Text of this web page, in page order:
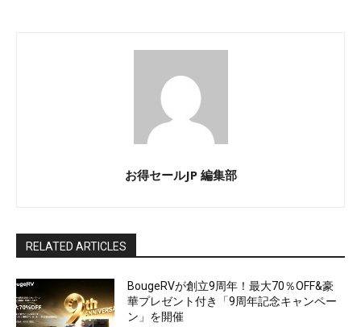
お得セールJP 編集部
RELATED ARTICLES
BougeRVが創立9周年！最大70％OFF&豪
華プレゼント付き「9周年記念キャンペー
ン」を開催